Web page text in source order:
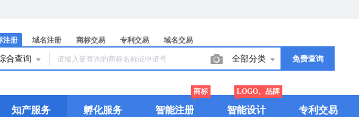
注册 域名注册 商标交易 专利交易 域名交易
合查询 全部分类 免费查询
知产服务 孵化服务 智能注册
商标
智能设计
LOGO、品牌
专利交易